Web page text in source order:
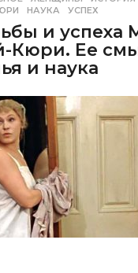
,НАУКА ,УСПЕХ
и успеха
Кюри. Ее
и наука